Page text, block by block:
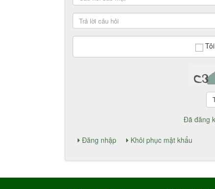
Đã đăng
Đăng nhập Khôi phục mật khẩu